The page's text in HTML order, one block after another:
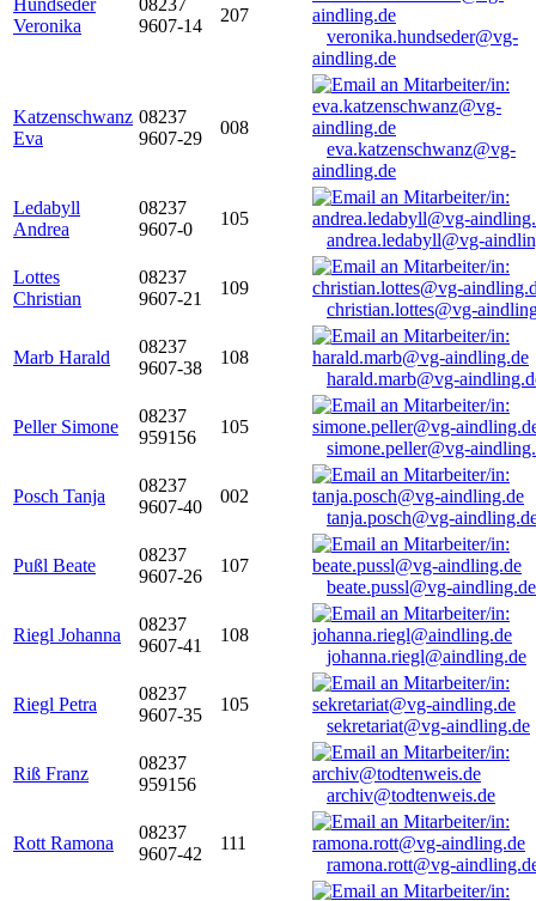
Hundseder
Veronika
08237
9607-14
207
veronika.hundseder@vg-
aindling.de
Katzenschwanz
Eva
08237
9607-29
008
eva.katzenschwanz@vg-
aindling.de
Ledabyll
Andrea
08237
9607-0
105
andrea.ledabyll@vg-
Lottes
Christian
08237
9607-21
109
christian.lottes@vg-
Marb Harald
08237
9607-38
108
harald.marb@vg-
Peller Simone
08237
959156
105
simone.peller@vg-
Posch Tanja
08237
9607-40
002
tanja.posch@vg-
Pußl Beate
08237
9607-26
107
beate.pussl@vg-aindling.de
Riegl Johanna
08237
9607-41
108
johanna.riegl@aindling.de
Riegl Petra
08237
9607-35
105
sekretariat@vg-aindling.de
Riß Franz
08237
959156
archiv@todtenweis.de
Rott Ramona
08237
9607-42
111
ramona.rott@vg-